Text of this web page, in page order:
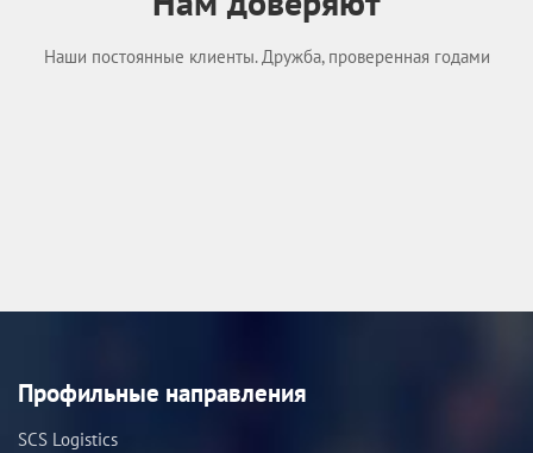
Наши постоянные клиенты. Дружба, проверенная годами
Профильные направления
SCS Logistics